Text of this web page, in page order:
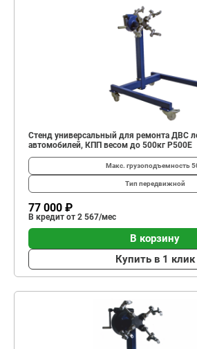
Стенд универсальный для ремонта ДВС
автомобилей, КПП весом до 500кг Р500Е
Макс. грузоподъемность
Тип передвижной
77 000 ₽
В кредит от 2 567/мес
В корзину
Купить в 1 клик